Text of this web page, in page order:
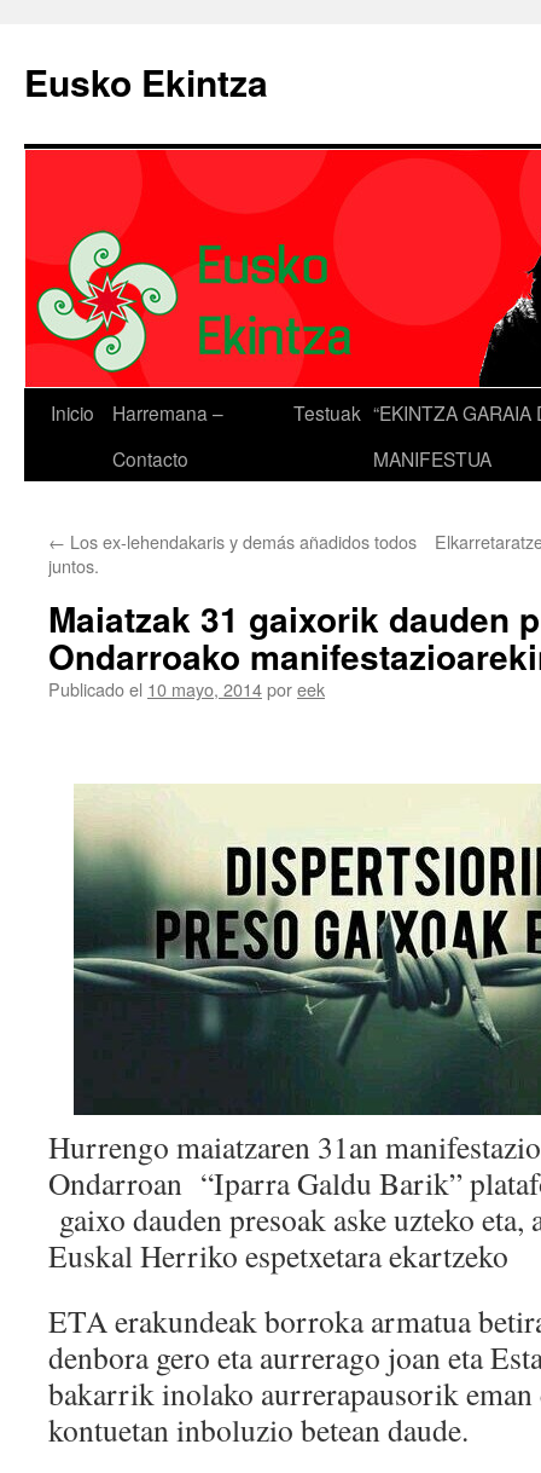
Eusko Ekintza
Inicio
Harremana –
Contacto
Testuak “EKINTZA GARAIA
MANIFESTUA
← Los ex-lehendakaris y demás añadidos todos
juntos.
Maiatzak 31 gaixorik dauden
Ondarroako
Publicado el 10 mayo, 2014poreek
Hurrengo maiatzaren 31an
Ondarroan “Iparra Galdu Barik”
gaixo dauden presoak aske uzteko eta,
Euskal Herriko espetxetara ekartzeko
ETA erakundeak borroka armatua
denbora gero eta aurrerago joan eta
bakarrik inolako aurrerapausorik eman
kontuetan inboluzio betean daude.